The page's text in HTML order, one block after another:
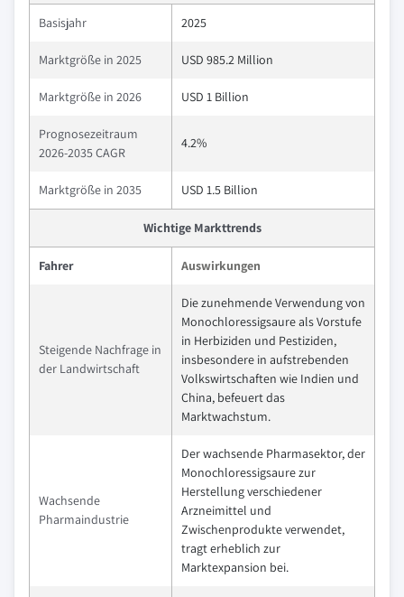
Basisjahr 2025
Marktgröße in 2025 USD 985.2 Million
Marktgröße in 2026 USD 1 Billion
Prognosezeitraum
2026-2035 CAGR
4.2%
Marktgröße in 2035 USD 1.5 Billion
Wichtige Markttrends
Fahrer Auswirkungen
Steigende Nachfrage in
der Landwirtschaft
Die zunehmende Verwendung von
Monochloressigsaure als Vorstufe
in Herbiziden und Pestiziden,
insbesondere in aufstrebenden
Volkswirtschaften wie Indien und
China, befeuert das
Marktwachstum.
Wachsende
Pharmaindustrie
Der wachsende Pharmasektor, der
Monochloressigsaure zur
Herstellung verschiedener
Arzneimittel und
Zwischenprodukte verwendet,
tragt erheblich zur
Marktexpansion bei.